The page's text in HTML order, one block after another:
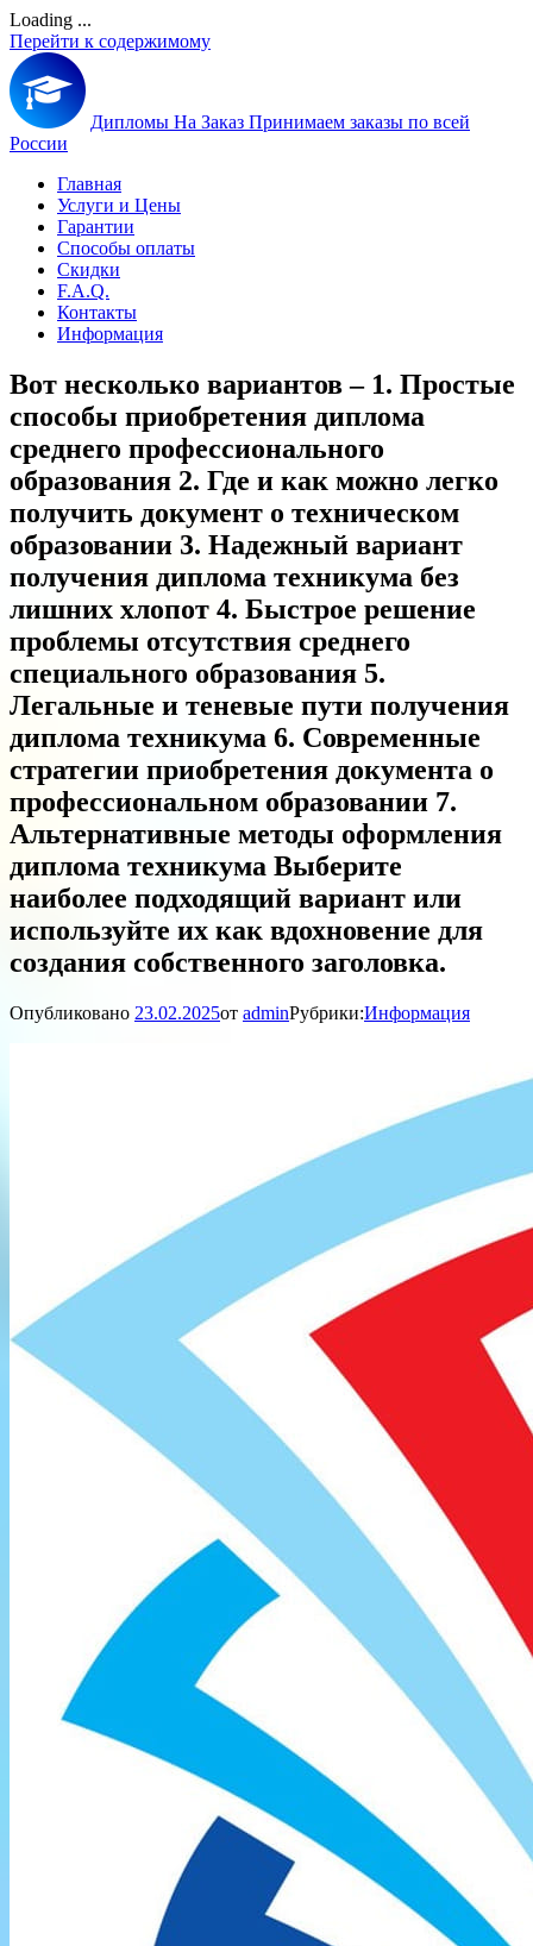
Loading ...
Перейти к содержимому
Дипломы На Заказ Принимаем заказы по всей
России
Главная
Услуги и Цены
Гарантии
Способы оплаты
Скидки
F.A.Q.
Контакты
Информация
Вот несколько вариантов – 1. Простые
способы приобретения диплома
среднего профессионального
образования 2. Где и как можно легко
получить документ о техническом
образовании 3. Надежный вариант
получения диплома техникума без
лишних хлопот 4. Быстрое решение
проблемы отсутствия среднего
специального образования 5.
Легальные и теневые пути получения
диплома техникума 6. Современные
стратегии приобретения документа о
профессиональном образовании 7.
Альтернативные методы оформления
диплома техникума Выберите
наиболее подходящий вариант или
используйте их как вдохновение для
создания собственного заголовка.
Опубликовано 23.02.2025от adminРубрики:Информация